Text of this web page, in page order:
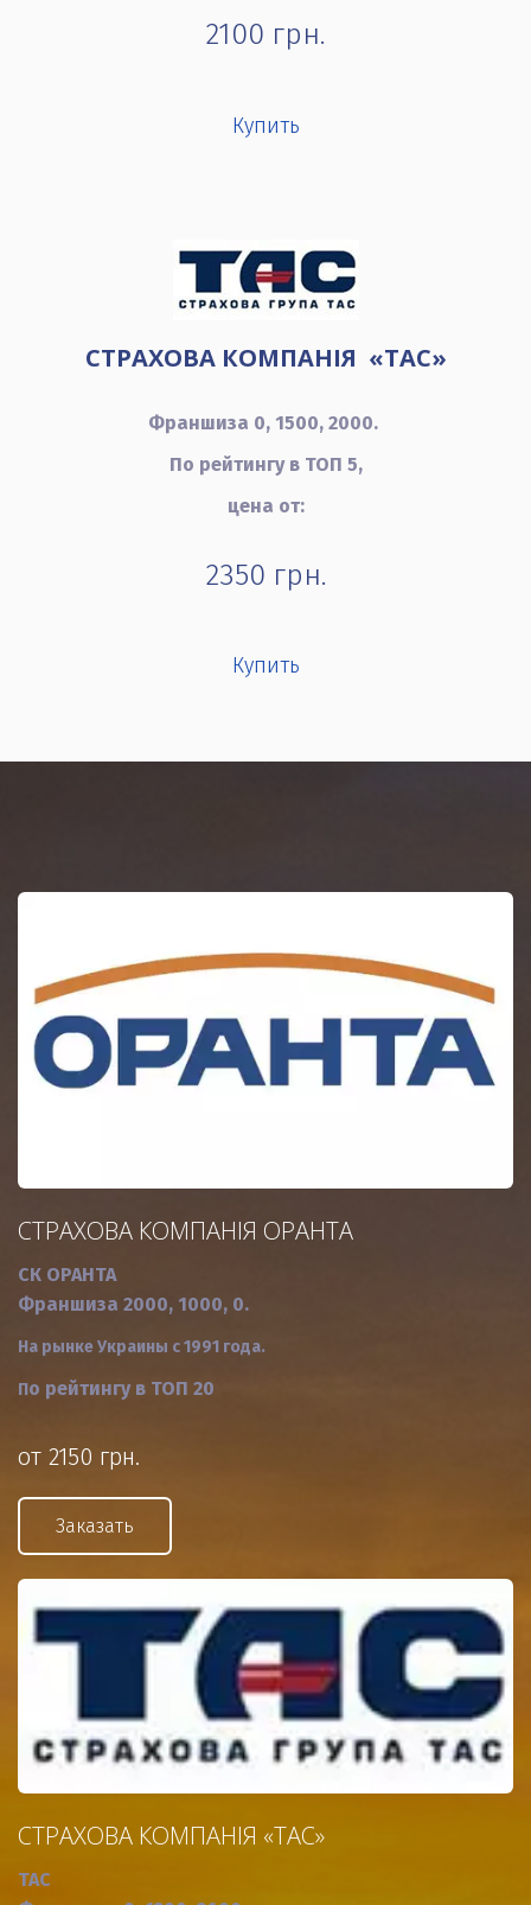
2100 грн.
Купить
СТРАХОВА КОМПАНІЯ «ТАС»
Франшиза 0, 1500, 2000.
По рейтингу в ТОП 5,
цена от:
2350 грн.
Купить
СТРАХОВА КОМПАНІЯ ОРАНТА
СК ОРАНТА
Франшиза 2000, 1000, 0.
На рынке Украины с 1991 года.
По рейтингу в ТОП 20
от 2150 грн.
Заказать
СТРАХОВА КОМПАНІЯ «ТАС»
ТАС